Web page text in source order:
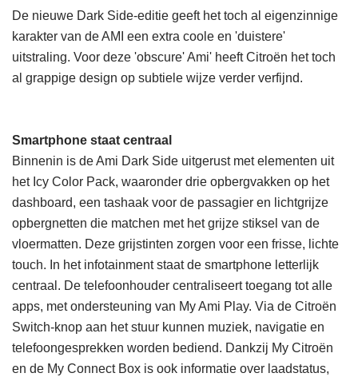
De nieuwe Dark Side-editie geeft het toch al eigenzinnige
karakter van de AMI een extra coole en 'duistere'
uitstraling. Voor deze 'obscure' Ami' heeft Citroën het toch
al grappige design op subtiele wijze verder verfijnd.
Smartphone staat centraal
Binnenin is de Ami Dark Side uitgerust met elementen uit
het Icy Color Pack, waaronder drie opbergvakken op het
dashboard, een tashaak voor de passagier en lichtgrijze
opbergnetten die matchen met het grijze stiksel van de
vloermatten. Deze grijstinten zorgen voor een frisse, lichte
touch. In het infotainment staat de smartphone letterlijk
centraal. De telefoonhouder centraliseert toegang tot alle
apps, met ondersteuning van My Ami Play. Via de Citroën
Switch-knop aan het stuur kunnen muziek, navigatie en
telefoongesprekken worden bediend. Dankzij My Citroën
en de My Connect Box is ook informatie over laadstatus,